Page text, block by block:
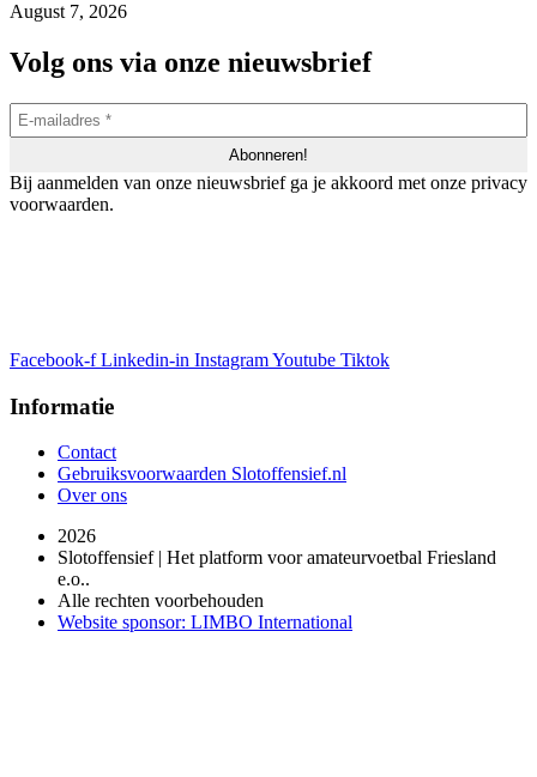
August 7, 2026
Volg ons via onze nieuwsbrief
Bij aanmelden van onze nieuwsbrief ga je akkoord met onze privacy
voorwaarden.
Facebook-f Linkedin-in InstagramYoutube Tiktok
Informatie
Contact
Gebruiksvoorwaarden Slotoffensief.nl
Over ons
2026
Slotoffensief | Het platform voor amateurvoetbal Friesland
e.o..
Alle rechten voorbehouden
Website sponsor: LIMBO International